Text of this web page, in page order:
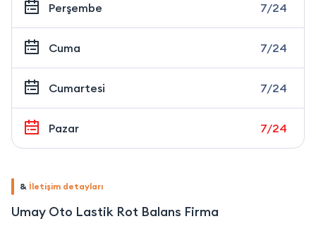
Perşembe 7/24
Cuma 7/24
Cumartesi 7/24
Pazar 7/24
& İletişim detayları
Umay Oto Lastik Rot Balans Firma